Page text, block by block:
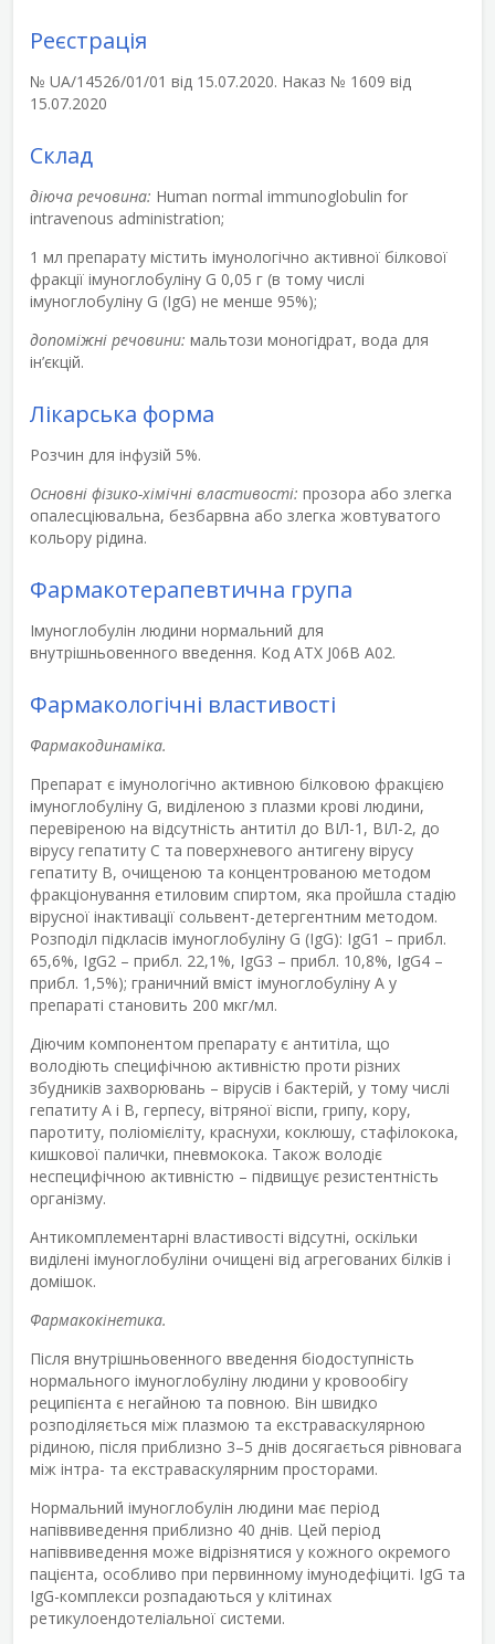
Реєстрація
№ UA/14526/01/01 від 15.07.2020. Наказ № 1609 від
15.07.2020
Склад
діюча речовина: Human normal immunoglobulin for
intravenous administration;
1 мл препарату містить імунологічно активної білкової
фракції імуноглобуліну G 0,05 г (в тому числі
імуноглобуліну G (IgG) не менше 95%);
допоміжні речовини: мальтози моногідрат, вода для
ін’єкцій.
Лікарська форма
Розчин для інфузій 5%.
Основні фізико-хімічні властивості: прозора або злегка
опалесціювальна, безбарвна або злегка жовтуватого
кольору рідина.
Фармакотерапевтична група
Імуноглобулін людини нормальний для
внутрішньовенного введення. Код АТХ J06B A02.
Фармакологічні властивості
Фармакодинаміка.
Препарат є імунологічно активною білковою фракцією
імуноглобуліну G, виділеною з плазми крові людини,
перевіреною на відсутність антитіл до ВІЛ-1, ВІЛ-2, до
вірусу гепатиту С та поверхневого антигену вірусу
гепатиту В, очищеною та концентрованою методом
фракціонування етиловим спиртом, яка пройшла стадію
вірусної інактивації сольвент-детергентним методом.
Розподіл підкласів імуноглобуліну G (IgG): IgG1 – прибл.
65,6%, IgG2 – прибл. 22,1%, IgG3 – прибл. 10,8%, IgG4 –
прибл. 1,5%); граничний вміст імуноглобуліну А у
препараті становить 200 мкг/мл.
Діючим компонентом препарату є антитіла, що
володіють специфічною активністю проти різних
збудників захворювань – вірусів і бактерій, у тому числі
гепатиту А і В, герпесу, вітряної віспи, грипу, кору,
паротиту, поліомієліту, краснухи, коклюшу, стафілокока,
кишкової палички, пневмокока. Також володіє
неспецифічною активністю – підвищує резистентність
організму.
Антикомплементарні властивості відсутні, оскільки
виділені імуноглобуліни очищені від агрегованих білків і
домішок.
Фармакокінетика.
Після внутрішньовенного введення біодоступність
нормального імуноглобуліну людини у кровообігу
реципієнта є негайною та повною. Він швидко
розподіляється між плазмою та екстраваскулярною
рідиною, після приблизно 3–5 днів досягається рівновага
між інтра- та екстраваскулярним просторами.
Нормальний імуноглобулін людини має період
напіввиведення приблизно 40 днів. Цей період
напіввиведення може відрізнятися у кожного окремого
пацієнта, особливо при первинному імунодефіциті. IgG та
IgG-комплекси розпадаються у клітинах
ретикулоендотеліальної системи.